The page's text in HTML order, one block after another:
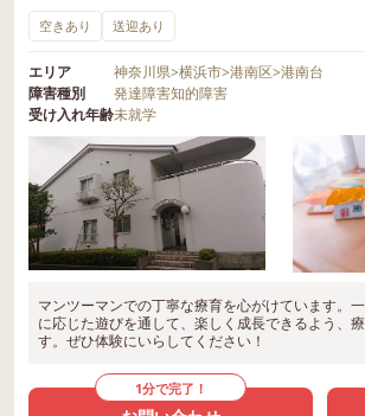
空きあり 送迎あり
エリア 神奈川県>横浜市>港南区>港南台
障害種別
発達障害知的障害
受け入れ年齢未就学
マンツーマンでの丁寧な療育を心がけています。
に応じた遊びを通して、楽しく成長できるよう、
す。ぜひ体験にいらしてください！
1分で完了！